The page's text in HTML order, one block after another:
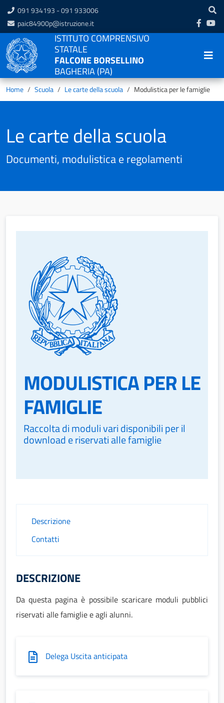
091 934193 - 091 933006
paic84900p@istruzione.it
ISTITUTO COMPRENSIVO
STATALE
FALCONE BORSELLINO
BAGHERIA (PA)
Home Scuola Le carte della scuola Modulistica per le famiglie
Le carte della scuola
Documenti, modulistica e regolamenti
MODULISTICA PER LE
FAMIGLIE
Raccolta di moduli vari disponibili per il
download e riservati alle famiglie
Descrizione
Contatti
DESCRIZIONE
Da questa pagina è possibile scaricare moduli pubblici
riservati alle famiglie e agli alunni.
Delega Uscita anticipata